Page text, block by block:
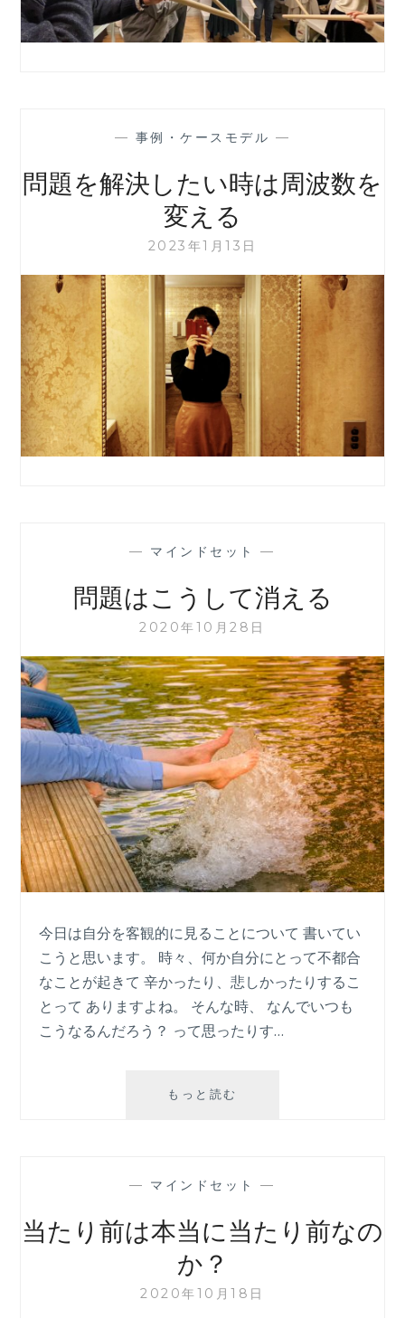
— 事例・ケースモデル —
問題を解決したい時は周波数を
変える
2023年1月13日
— マインドセット —
問題はこうして消える
2020年10月28日
今日は自分を客観的に見ることについて 書いてい
こうと思います。 時々、何か自分にとって不都合
なことが起きて 辛かったり、悲しかったりするこ
とって ありますよね。 そんな時、 なんでいつも
こうなるんだろう？ って思ったりす…
もっと読む
し
消
— マインドセット —
当たり前は本当に当たり前なの
か？
2020年10月18日